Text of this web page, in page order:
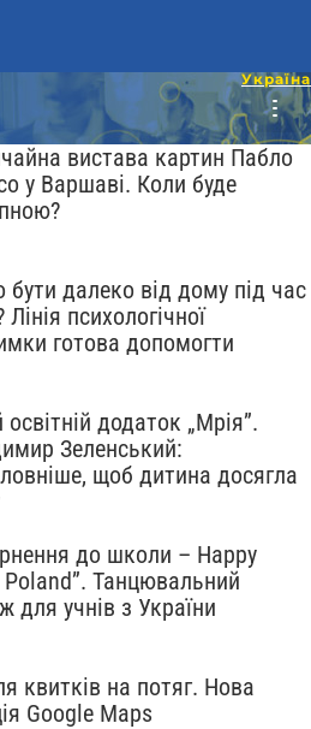
вистава картин Пабло
у Варшаві. Коли буде
бути далеко від дому під час
Лінія психологічної
готова допомогти
додаток „Мрія”.
Зеленський:
щоб дитина досягла
до школи – Happy
Poland”. Танцювальний
для учнів з України
квитків на потяг. Нова
Google Maps